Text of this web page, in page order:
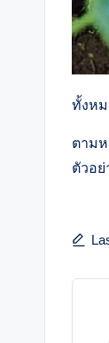
ทั้งหม
ตาม
ตัวอย่